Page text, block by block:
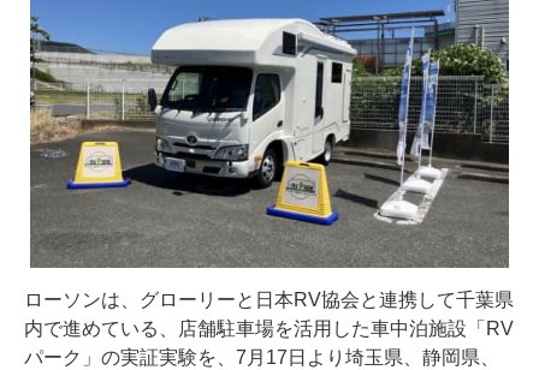
ローソンは、グローリーと日本RV協会と連携して千葉県
内で進めている、店舗駐車場を活用した車中泊施設「RV
パーク」の実証実験を、7月17日より埼玉県、静岡県、